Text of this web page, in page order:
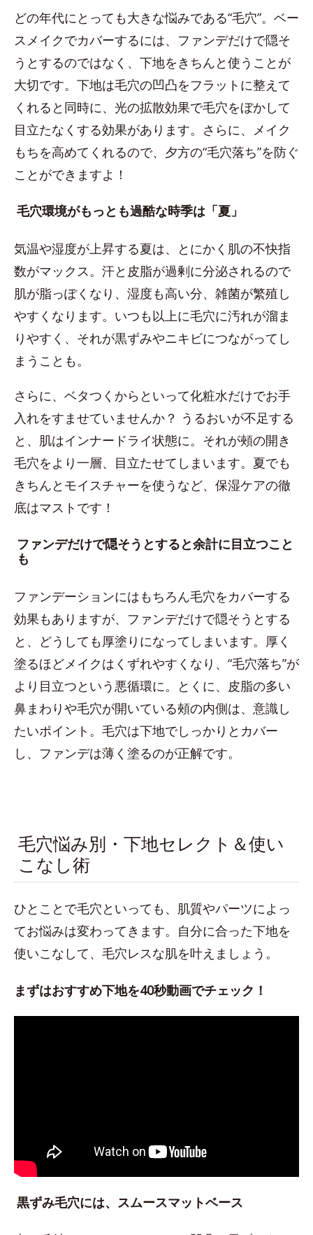
どの年代にとっても大きな悩みである“毛穴”。ベー
スメイクでカバーするには、ファンデだけで隠そ
うとするのではなく、下地をきちんと使うことが
大切です。下地は毛穴の凹凸をフラットに整えて
くれると同時に、光の拡散効果で毛穴をぼかして
目立たなくする効果があります。さらに、メイク
もちを高めてくれるので、夕方の“毛穴落ち”を防ぐ
ことができますよ！
毛穴環境がもっとも過酷な時季は「夏」
気温や湿度が上昇する夏は、とにかく肌の不快指
数がマックス。汗と皮脂が過剰に分泌されるので
肌が脂っぽくなり、湿度も高い分、雑菌が繁殖し
やすくなります。いつも以上に毛穴に汚れが溜ま
りやすく、それが黒ずみやニキビにつながってし
まうことも。
さらに、ベタつくからといって化粧水だけでお手
入れをすませていませんか？ うるおいが不足する
と、肌はインナードライ状態に。それが頰の開き
毛穴をより一層、目立たせてしまいます。夏でも
きちんとモイスチャーを使うなど、保湿ケアの徹
底はマストです！
ファンデだけで隠そうとすると余計に目立つこと
も
ファンデーションにはもちろん毛穴をカバーする
効果もありますが、ファンデだけで隠そうとする
と、どうしても厚塗りになってしまいます。厚く
塗るほどメイクはくずれやすくなり、“毛穴落ち”が
より目立つという悪循環に。とくに、皮脂の多い
鼻まわりや毛穴が開いている頰の内側は、意識し
たいポイント。毛穴は下地でしっかりとカバー
し、ファンデは薄く塗るのが正解です。
毛穴悩み別・下地セレクト＆使い
こなし術
ひとことで毛穴といっても、肌質やパーツによっ
てお悩みは変わってきます。自分に合った下地を
使いこなして、毛穴レスな肌を叶えましょう。
まずはおすすめ下地を40秒動画でチェック！
黒ずみ毛穴には、スムースマットベース